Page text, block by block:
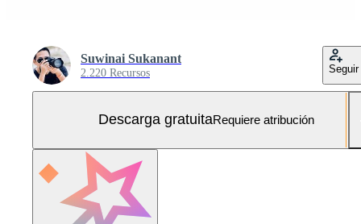
Suwinai Sukanant
2.220 Recursos Seguir
Descarga gratuitaRequiere atribución